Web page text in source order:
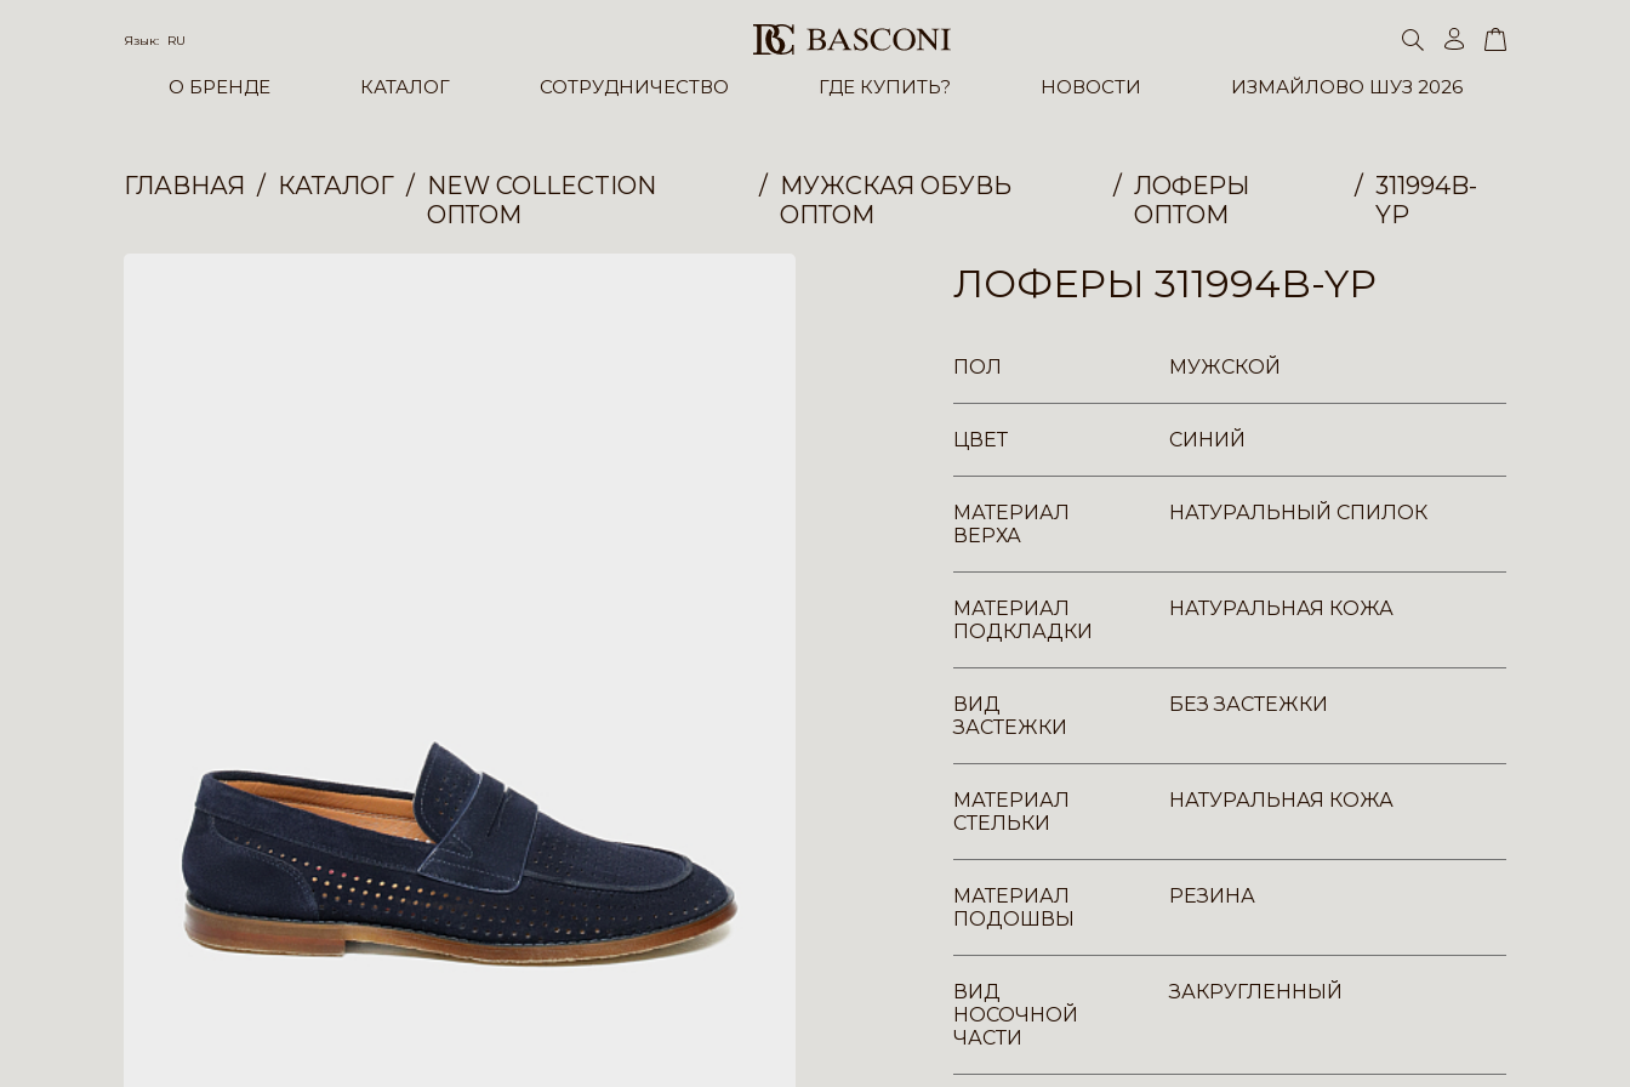
Язык: RU
О БРЕНДЕ КАТАЛОГ СОТРУДНИЧЕСТВО ГДЕ КУПИТЬ? НОВОСТИ ИЗМАЙЛОВО ШУЗ 2026
ГЛАВНАЯ КАТАЛОГ
NEW COLLECTION
ОПТОМ
МУЖСКАЯ ОБУВЬ
ОПТОМ
ЛОФЕРЫ
ОПТОМ
311994B-
YP
ЛОФЕРЫ 311994B-YP
ПОЛ МУЖСКОЙ
ЦВЕТ СИНИЙ
МАТЕРИАЛ
ВЕРХА
НАТУРАЛЬНЫЙ СПИЛОК
МАТЕРИАЛ
ПОДКЛАДКИ
НАТУРАЛЬНАЯ КОЖА
ВИД
ЗАСТЕЖКИ
БЕЗ ЗАСТЕЖКИ
МАТЕРИАЛ
СТЕЛЬКИ
НАТУРАЛЬНАЯ КОЖА
МАТЕРИАЛ
ПОДОШВЫ
РЕЗИНА
ВИД
НОСОЧНОЙ
ЧАСТИ
ЗАКРУГЛЕННЫЙ